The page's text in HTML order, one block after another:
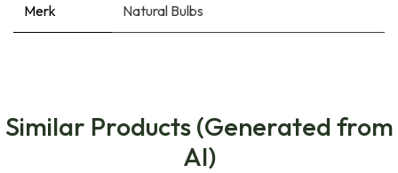
Merk Natural Bulbs
Similar Products (Generated from
AI)